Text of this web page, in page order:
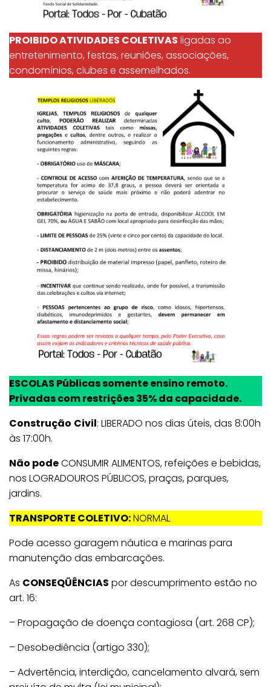
PROIBIDO ATIVIDADES COLETIVAS ligadas ao
entretenimento, festas, reuniões, associações,
condomínios, clubes e assemelhados.
ESCOLAS Públicas somente ensino remoto.
Privadas com restrições 35% da capacidade.
Construção Civil: LIBERADO nos dias úteis, das 8:00h
às 17:00h.
Não podeCONSUMIR ALIMENTOS, refeições e bebidas,
nos LOGRADOUROS PÚBLICOS, praças, parques,
jardins.
TRANSPORTE COLETIVO:NORMAL
Pode acesso garagem náutica e marinas para
manutenção das embarcações.
As CONSEQÜÊNCIAS por descumprimento estão no
art. 16:
– Propagação de doença contagiosa (art. 268 CP);
– Desobediência (artigo 330);
– Advertência, interdição, cancelamento alvará, sem